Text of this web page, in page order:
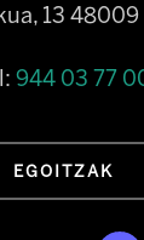
13 48009
944 03 77
EGOITZAK